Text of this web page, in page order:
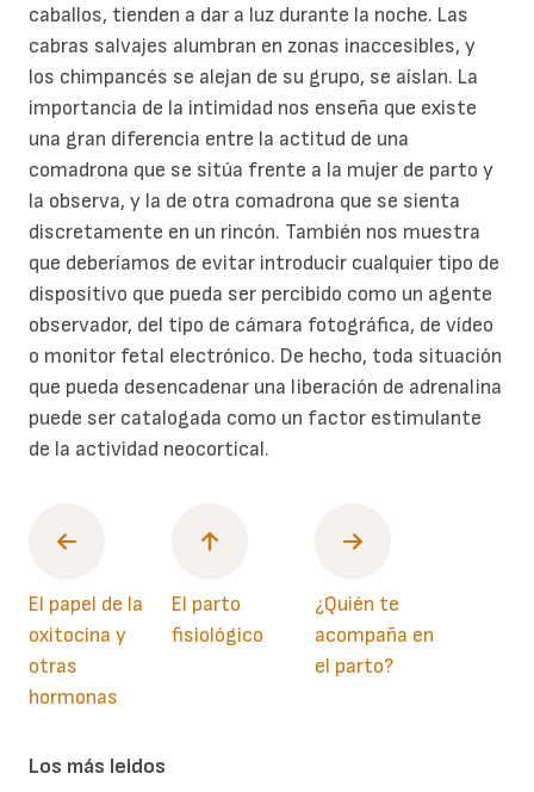
caballos, tienden a dar a luz durante la noche. Las
cabras salvajes alumbran en zonas inaccesibles, y
los chimpancés se alejan de su grupo, se aíslan. La
importancia de la intimidad nos enseña que existe
una gran diferencia entre la actitud de una
comadrona que se sitúa frente a la mujer de parto y
la observa, y la de otra comadrona que se sienta
discretamente en un rincón. También nos muestra
que deberíamos de evitar introducir cualquier tipo de
dispositivo que pueda ser percibido como un agente
observador, del tipo de cámara fotográfica, de vídeo
o monitor fetal electrónico. De hecho, toda situación
que pueda desencadenar una liberación de adrenalina
puede ser catalogada como un factor estimulante
de la actividad neocortical.
El papel de la
oxitocina y
otras
hormonas
El parto
fisiológico
¿Quién te
acompaña en
el parto?
Los más leidos